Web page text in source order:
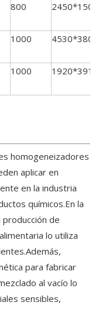
800
1000
1000
homogeneizadores
aplicar en
en la industria
químicos.En la
de
lo utiliza
para fabricar
al vacío lo
sensibles,